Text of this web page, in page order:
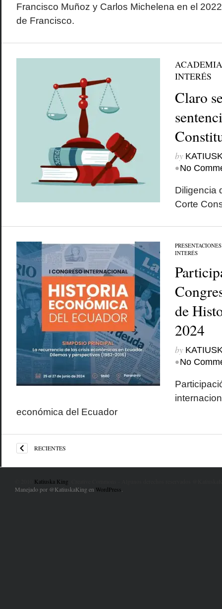
Francisco Muñoz y Carlos Michelena en el
de Francisco.
ACADEMIA
INTERÉS
Claro
by
•No
Diligencia
Corte
PRESENTACIONES
INTERÉS
de
2024
by
•No
económica del Ecuador
RECIENTES
Katiuska King
Manejado por @KatiuskaKing en WordPress